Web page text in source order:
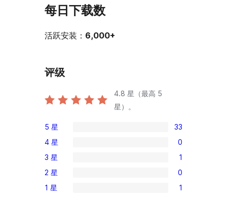
每日下载数
活跃安装： 6,000+
评级
4.8 星（最高 5
星）。
33
条
5
星
评
5 星 33
0
条
4
星
4 星 0
1
条
3
3 星 1
0
条
2 星 0
1
1 星 1